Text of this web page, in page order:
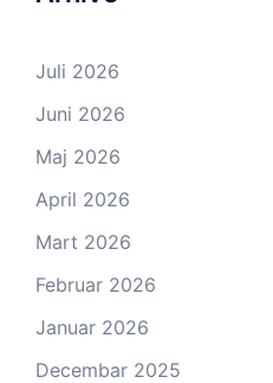
Juli 2026
Juni 2026
Maj 2026
April 2026
Mart 2026
Februar 2026
Januar 2026
Decembar 2025